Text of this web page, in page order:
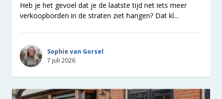
Heb je het gevoel dat je de laatste tijd net iets meer
verkoopborden in de straten ziet hangen? Dat kl...
Sophie van Gorsel
7 juli 2026